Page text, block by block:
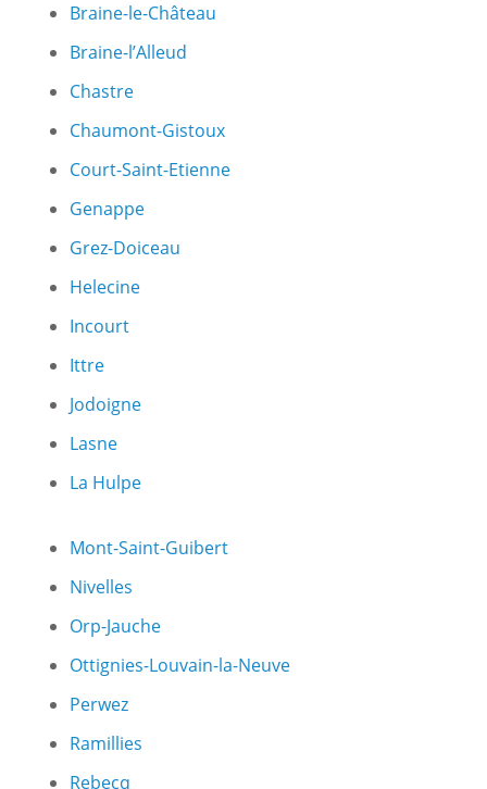
Braine-le-Château
Braine-l’Alleud
Chastre
Chaumont-Gistoux
Court-Saint-Etienne
Genappe
Grez-Doiceau
Helecine
Incourt
Ittre
Jodoigne
Lasne
La Hulpe
Mont-Saint-Guibert
Nivelles
Orp-Jauche
Ottignies-Louvain-la-Neuve
Perwez
Ramillies
Rebecq